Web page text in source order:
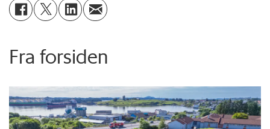
Fra forsiden